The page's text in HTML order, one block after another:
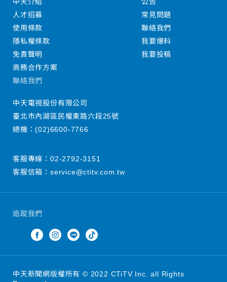
追蹤我們
中天介紹
人才招募
使用條款
隱私權條款
免責聲明
商務合作方案
公告
常見問題
聯絡我們
我要爆料
我要投稿
聯絡我們
中天電視股份有限公司
臺北市內湖區民權東路六段25號
總機：(02)6600-7766
客服專線： 02-2792-3151
客服信箱： service@ctitv.com.tw
中天新聞網版權所有 © 2022 CTiTV Inc. all Rights